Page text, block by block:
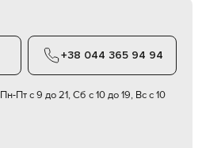
+38 044 365 94 94
Пн-Пт с 9 до 21, Сб с 10 до 19, Вс с 10